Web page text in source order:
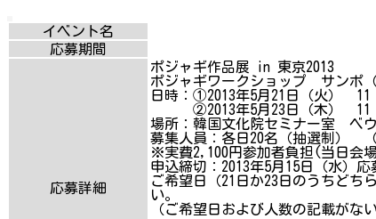
イベント名
応募期間
応募詳細
ポジャギ作品展 in 東京2013
ポジャギワークショップ サンポ（
日時：①2013年5月21日（火） 11
②2013年5月23日（木） 11：
場所：韓国文化院セミナー室 ベ
募集人員：各日20名（抽選制）
※実費2,100円参加者負担(当日会場
申込締切：2013年5月15日（水）応
ご希望日（21日か23日のうちどち
い。
（ご希望日および人数の記載がな